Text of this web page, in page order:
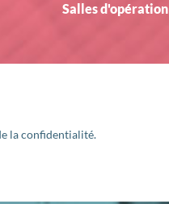
Salles d'opération
la confidentialité.